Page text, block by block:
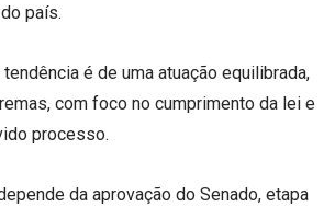
país.
é de uma atuação equilibrada,
com foco no cumprimento da lei e
processo.
da aprovação do Senado, etapa